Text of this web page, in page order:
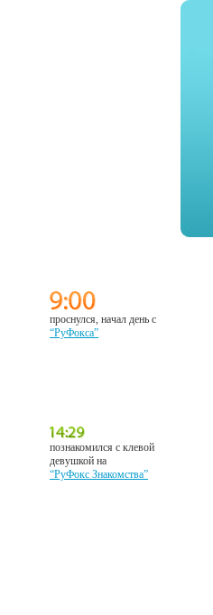
проснулся, начал день с
“РуФокса”
познакомился с клевой
девушкой на
“РуФокс Знакомства”